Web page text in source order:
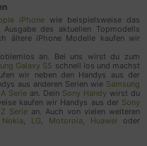
iPhonewie beispielsweise das
Ausgabe des aktuellen Topmodells
ältere iPhone Modelle kaufen wir
an. Bei uns wirst du zum
Galaxy S5 schnell los und machst
wir neben den Handys aus der
aus anderen Serien wie Samsung
Seriean. Dein Sony Handywirst du
kaufen wir Handys aus der Sony
Seriean. Auch von vielen weiteren
Nokia LG Motorola Huawei oder
Domains